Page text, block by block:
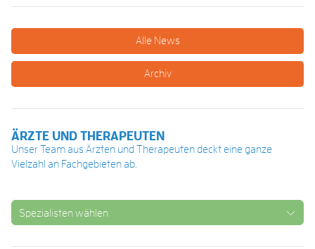
Alle News
Archiv
ÄRZTE UND THERAPEUTEN
Unser Team aus Ärzten und Therapeuten deckt eine ganze
Vielzahl an Fachgebieten ab.
Spezialisten wählen